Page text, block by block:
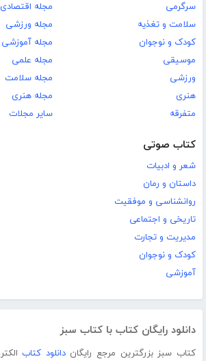
سرگرمی
سلامت و تغذیه
کودک و نوجوان
موسیقی
ورزشی
هنری
متفرقه
مجله اقتصادی
مجله ورزشی
مجله آموزشی
مجله علمی
مجله سلامت
مجله هنری
سایر مجلات
کتاب صوتی
شعر و ادبیات
داستان و رمان
روانشناسی و موفقیت
تاریخی و اجتماعی
مدیریت و تجارت
کودک و نوجوان
آموزشی
دانلود رایگان کتاب با کتاب سبز
کتاب سبز بزرگترین مرجع رایگاندانلود کتاب